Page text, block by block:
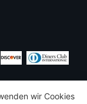
wir Cookies